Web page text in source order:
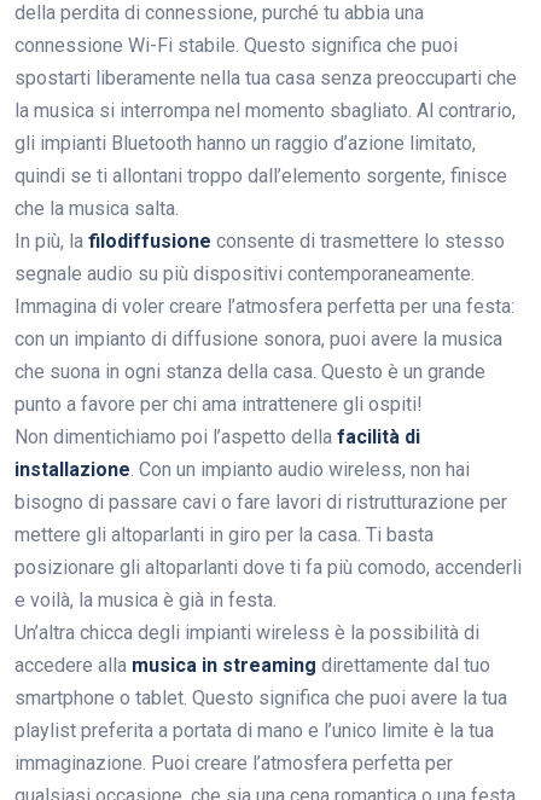
della perdita di connessione, purché tu abbia una
connessione Wi-Fi stabile. Questo significa che puoi
spostarti liberamente nella tua casa senza preoccuparti che
la musica si interrompa nel momento sbagliato. Al contrario,
gli impianti Bluetooth hanno un raggio d’azione limitato,
quindi se ti allontani troppo dall’elemento sorgente, finisce
che la musica salta.
In più, la filodiffusione consente di trasmettere lo stesso
segnale audio su più dispositivi contemporaneamente.
Immagina di voler creare l’atmosfera perfetta per una festa:
con un impianto di diffusione sonora, puoi avere la musica
che suona in ogni stanza della casa. Questo è un grande
punto a favore per chi ama intrattenere gli ospiti!
Non dimentichiamo poi l’aspetto della facilità di
installazione. Con un impianto audio wireless, non hai
bisogno di passare cavi o fare lavori di ristrutturazione per
mettere gli altoparlanti in giro per la casa. Ti basta
posizionare gli altoparlanti dove ti fa più comodo, accenderli
e voilà, la musica è già in festa.
Un’altra chicca degli impianti wireless è la possibilità di
accedere alla musica in streaming direttamente dal tuo
smartphone o tablet. Questo significa che puoi avere la tua
playlist preferita a portata di mano e l’unico limite è la tua
immaginazione. Puoi creare l’atmosfera perfetta per